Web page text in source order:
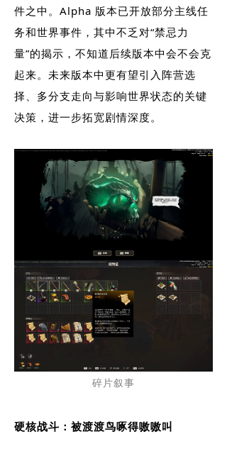
件之中。Alpha 版本已开放部分主线任
务和世界事件，其中不乏对“禁忌力
量”的揭示，不知道后续版本中会不会克
起来。未来版本中更有望引入阵营选
择、多分支走向与影响世界状态的关键
决策，进一步拓宽剧情深度。
碎片叙事
硬核战斗：被渡渡鸟啄得嗷嗷叫